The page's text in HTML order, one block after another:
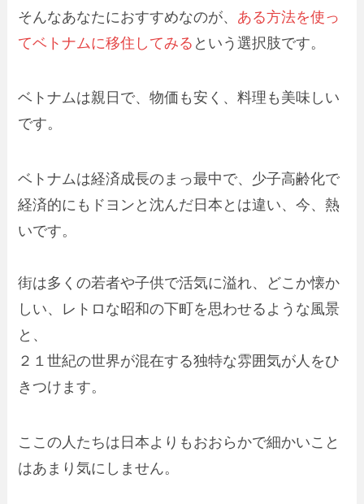
そんなあなたにおすすめなのが、 ある方法を使っ
てベトナムに移住してみる という選択肢です。
ベトナムは親日で、物価も安く、料理も美味しい
です。
ベトナムは経済成長のまっ最中で、少子高齢化で
経済的にもドヨンと沈んだ日本とは違い、今、熱
いです。
街は多くの若者や子供で活気に溢れ、どこか懐か
しい、レトロな昭和の下町を思わせるような風景
と、
２１世紀の世界が混在する独特な雰囲気が人をひ
きつけます。
ここの人たちは日本よりもおおらかで細かいこと
はあまり気にしません。